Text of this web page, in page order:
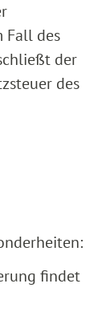
Fall des
der
des
findet